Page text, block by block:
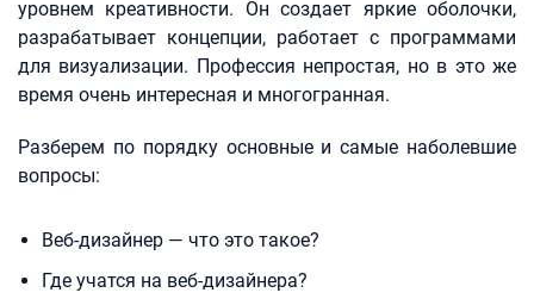
уровнем креативности. Он создает яркие оболочки,
разрабатывает концепции, работает с программами
для визуализации. Профессия непростая, но в это же
время очень интересная и многогранная.
Разберем по порядку основные и самые наболевшие
вопросы:
Веб-дизайнер — что это такое?
Где учатся на веб-дизайнера?